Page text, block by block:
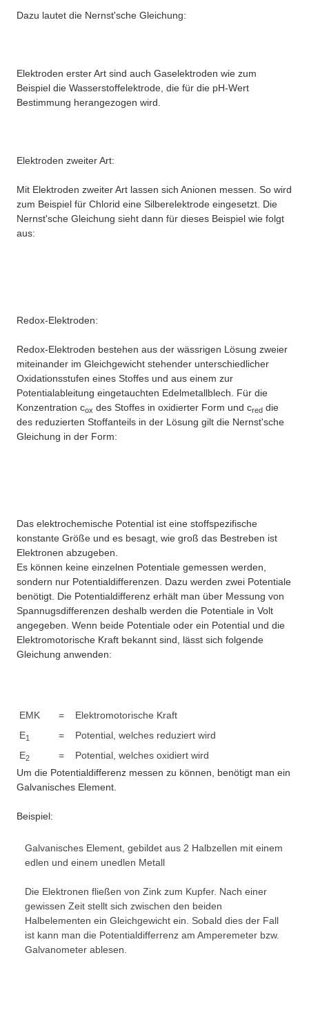
Dazu lautet die Nernst'sche Gleichung:
Elektroden erster Art sind auch Gaselektroden wie zum
Beispiel die Wasserstoffelektrode, die für die pH-Wert
Bestimmung herangezogen wird.
Elektroden zweiter Art:
Mit Elektroden zweiter Art lassen sich Anionen messen. So wird
zum Beispiel für Chlorid eine Silberelektrode eingesetzt. Die
Nernst'sche Gleichung sieht dann für dieses Beispiel wie folgt
aus:
Redox-Elektroden:
Redox-Elektroden bestehen aus der wässrigen Lösung zweier
miteinander im Gleichgewicht stehender unterschiedlicher
Oxidationsstufen eines Stoffes und aus einem zur
Potentialableitung eingetauchten Edelmetallblech. Für die
Konzentration cox des Stoffes in oxidierter Form und cred die
des reduzierten Stoffanteils in der Lösung gilt die Nernst'sche
Gleichung in der Form:
Das elektrochemische Potential ist eine stoffspezifische
konstante Größe und es besagt, wie groß das Bestreben ist
Elektronen abzugeben.
Es können keine einzelnen Potentiale gemessen werden,
sondern nur Potentialdifferenzen. Dazu werden zwei Potentiale
benötigt. Die Potentialdifferenz erhält man über Messung von
Spannugsdifferenzen deshalb werden die Potentiale in Volt
angegeben. Wenn beide Potentiale oder ein Potential und die
Elektromotorische Kraft bekannt sind, lässt sich folgende
Gleichung anwenden:
EMK =
Elektromotorische Kraft
E1 =
Potential, welches reduziert wird
E2 =
Potential, welches oxidiert wird
Um die Potentialdifferenz messen zu können, benötigt man ein
Galvanisches Element.
Beispiel:
Galvanisches Element, gebildet aus 2 Halbzellen mit einem
edlen und einem unedlen Metall
Die Elektronen fließen von Zink zum Kupfer. Nach einer
gewissen Zeit stellt sich zwischen den beiden
Halbelementen ein Gleichgewicht ein. Sobald dies der Fall
ist kann man die Potentialdifferrenz am Amperemeter bzw.
Galvanometer ablesen.